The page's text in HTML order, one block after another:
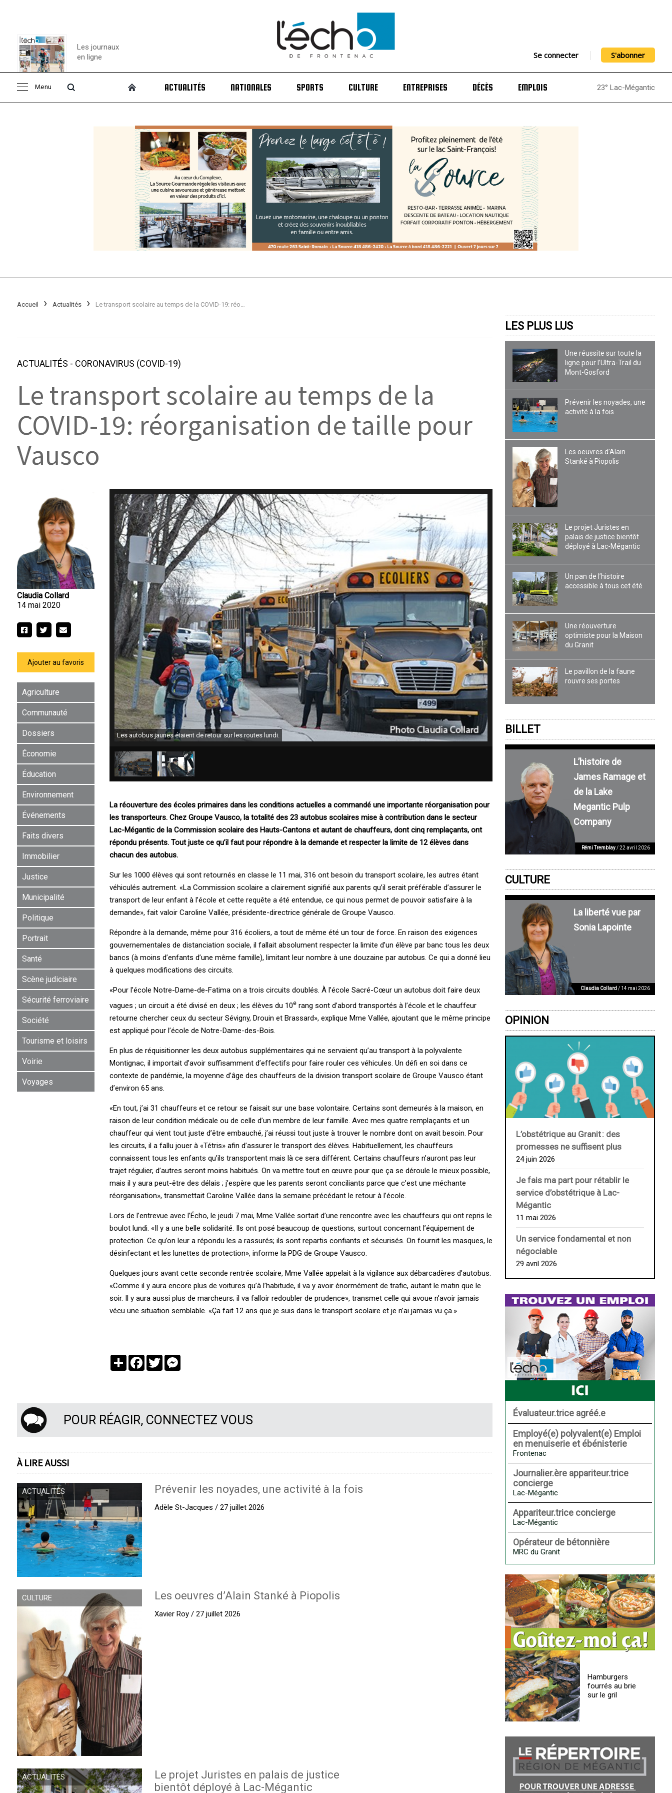
Consulter le
Les journaux
en ligne
Se connecter S'abonner
Menu ACTUALITÉS NATIONALES SPORTS CULTURE ENTREPRISES DÉCÈS EMPLOIS 23° Lac-Mégantic
Accueil Actualités
ACTUALITÉS - CORONAVIRUS (COVID-19)
Le transport scolaire au temps de la
COVID-19: réorganisation de taille pour
Vausco
Claudia Collard
14 mai 2020
Ajouter au favoris
Agriculture
Communauté
Dossiers
Économie
Éducation
Environnement
Événements
Faits divers
Immobilier
Justice
Municipalité
Politique
Portrait
Santé
Scène judiciaire
Sécurité ferroviaire
Société
Tourisme et loisirs
Voirie
Voyages
Les autobus jaunes étaient de retour sur les routes lundi.
La réouverture des écoles primaires dans les conditions actuelles a commandé une importante réorganisation pour
les transporteurs. Chez Groupe Vausco, la totalité des 23 autobus scolaires mise à contribution dans le secteur
Lac-Mégantic de la Commission scolaire des Hauts-Cantons et autant de chauffeurs, dont cinq remplaçants, ont
répondu présents. Tout juste ce qu’il faut pour répondre à la demande et respecter la limite de 12 élèves dans
chacun des autobus.
Sur les 1000 élèves qui sont retournés en classe le 11 mai, 316 ont besoin du transport scolaire, les autres étant
véhiculés autrement. «La Commission scolaire a clairement signifié aux parents qu’il serait préférable d’assurer le
transport de leur enfant à l’école et cette requête a été entendue, ce qui nous permet de pouvoir satisfaire à la
demande», fait valoir Caroline Vallée, présidente-directrice générale de Groupe Vausco.
Répondre à la demande, même pour 316 écoliers, a tout de même été un tour de force. En raison des exigences
gouvernementales de distanciation sociale, il fallait absolument respecter la limite d’un élève par banc tous les deux
bancs (à moins d’enfants d’une même famille), limitant leur nombre à une douzaine par autobus. Ce qui a donné lieu
à quelques modifications des circuits.
«Pour l’école Notre-Dame-de-Fatima on a trois circuits doublés. À l’école Sacré-Cœur un autobus doit faire deux
vagues ; un circuit a été divisé en deux ; les élèves du 10erang sont d’abord transportés à l’école et le chauffeur
retourne chercher ceux du secteur Sévigny, Drouin et Brassard», explique Mme Vallée, ajoutant que le même principe
est appliqué pour l’école de Notre-Dame-des-Bois.
En plus de réquisitionner les deux autobus supplémentaires qui ne servaient qu’au transport à la polyvalente
Montignac, il importait d’avoir suffisamment d’effectifs pour faire rouler ces véhicules. Un défi en soi dans ce
contexte de pandémie, la moyenne d’âge des chauffeurs de la division transport scolaire de Groupe Vausco étant
d’environ 65 ans.
«En tout, j’ai 31 chauffeurs et ce retour se faisait sur une base volontaire. Certains sont demeurés à la maison, en
raison de leur condition médicale ou de celle d’un membre de leur famille. Avec mes quatre remplaçants et un
chauffeur qui vient tout juste d’être embauché, j’ai réussi tout juste à trouver le nombre dont on avait besoin. Pour
les circuits, il a fallu jouer à «Tétris» afin d’assurer le transport des élèves. Habituellement, les chauffeurs
connaissent tous les enfants qu’ils transportent mais là ce sera différent. Certains chauffeurs n’auront pas leur
trajet régulier, d’autres seront moins habitués. On va mettre tout en œuvre pour que ça se déroule le mieux possible,
mais il y aura peut-être des délais ; j’espère que les parents seront conciliants parce que c’est une méchante
réorganisation», transmettait Caroline Vallée dans la semaine précédant le retour à l’école.
Lors de l’entrevue avec l’Écho, le jeudi 7 mai, Mme Vallée sortait d’une rencontre avec les chauffeurs qui ont repris le
boulot lundi. «Il y a une belle solidarité. Ils ont posé beaucoup de questions, surtout concernant l’équipement de
protection. Ce qu’on leur a répondu les a rassurés; ils sont repartis confiants et sécurisés. On fournit les masques, le
désinfectant et les lunettes de protection», informe la PDG de Groupe Vausco.
Quelques jours avant cette seconde rentrée scolaire, Mme Vallée appelait à la vigilance aux débarcadères d’autobus.
«Comme il y aura encore plus de voitures qu’à l’habitude, il va y avoir énormément de trafic, autant le matin que le
soir. Il y aura aussi plus de marcheurs; il va falloir redoubler de prudence», transmet celle qui avoue n’avoir jamais
vécu une situation semblable. «Ça fait 12 ans que je suis dans le transport scolaire et je n’ai jamais vu ça.»
PartagerFacebook
TwitterMessenger
POUR RÉAGIR, CONNECTEZ VOUS
À LIRE AUSSI
ACTUALITÉS Prévenir les noyades, une activité à la fois
Adèle St-Jacques / 27 juillet 2026
CULTURE Les oeuvres d’Alain Stanké à Piopolis
Xavier Roy / 27 juillet 2026
ACTUALITÉS
Le projet Juristes en palais de justice
bientôt déployé à Lac-Mégantic
LES PLUS LUS
Une réussite sur toute la
ligne pour l’Ultra-Trail du
Mont-Gosford
Prévenir les noyades, une
activité à la fois
Les oeuvres d’Alain
Stanké à Piopolis
Le projet Juristes en
palais de justice bientôt
déployé à Lac-Mégantic
Un pan de l’histoire
accessible à tous cet été
Une réouverture
optimiste pour la Maison
du Granit
Le pavillon de la faune
rouvre ses portes
BILLET
L’histoire de
James Ramage et
de la Lake
Megantic Pulp
Company
Rémi Tremblay/ 22 avril 2026
CULTURE
La liberté vue par
Sonia Lapointe
Claudia Collard/ 14 mai 2026
OPINION
L’obstétrique au ­Granit : des
promesses ne suffisent plus
24 juin 2026
Je fais ma part pour rétablir le
service d’obstétrique à Lac-
Mégantic
11 mai 2026
Un service fondamental et non
négociable
29 avril 2026
Évaluateur.trice agréé.e
Employé(e) polyvalent(e) Emploi
en menuiserie et ébénisterie
Frontenac
Journalier.ère appariteur.trice
concierge
Lac-Mégantic
Appariteur.trice concierge
Lac-Mégantic
Opérateur de bétonnière
MRC du Granit
Hamburgers
fourrés au brie
sur le gril